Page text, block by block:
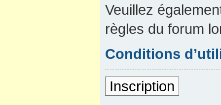
Veuillez
règles du forum
Conditions
Inscription